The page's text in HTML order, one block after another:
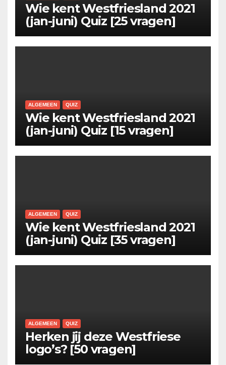
Wie kent Westfriesland 2021
(jan-juni) Quiz [25 vragen]
ALGEMEEN QUIZ
Wie kent Westfriesland 2021
(jan-juni) Quiz [15 vragen]
ALGEMEEN QUIZ
Wie kent Westfriesland 2021
(jan-juni) Quiz [35 vragen]
ALGEMEEN QUIZ
Herken jij deze Westfriese
logo’s? [50 vragen]